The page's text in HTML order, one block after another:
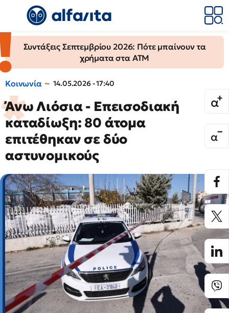
Συντάξεις Σεπτεμβρίου 2026: Πότε μπαίνουν τα
χρήματα στα ΑΤΜ
Κοινωνία 14.05.2026 - 17:40
Άνω Λιόσια - Επεισοδιακή
καταδίωξη: 80 άτομα
επιτέθηκαν σε δύο
αστυνομικούς